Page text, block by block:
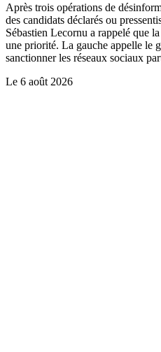
Après trois opérations de
des candidats déclarés ou
Sébastien Lecornu a rappelé que
une priorité. La gauche appelle le
sanctionner les réseaux sociaux
Le 6 août 2026